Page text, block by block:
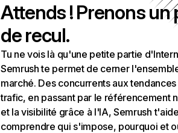
Attends ! Prenons un
de recul.
Tu ne vois là qu'une petite partie
Semrush te permet de cerner
marché. Des concurrents aux
trafic, en passant par le référencement
et la visibilité grâce à l'IA, Semrush
comprendre qui s'impose, pourquoi et